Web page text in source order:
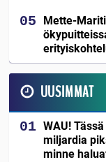
Mette-
UUSIMMAT
WAU!
miljardia
minne